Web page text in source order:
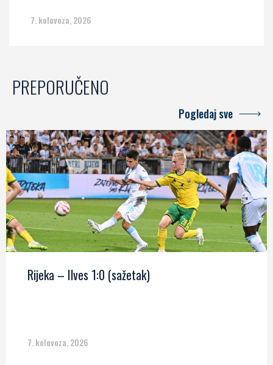
7. kolovoza, 2026
PREPORUČENO
Pogledaj sve
Rijeka – Ilves 1:0 (sažetak)
7. kolovoza, 2026